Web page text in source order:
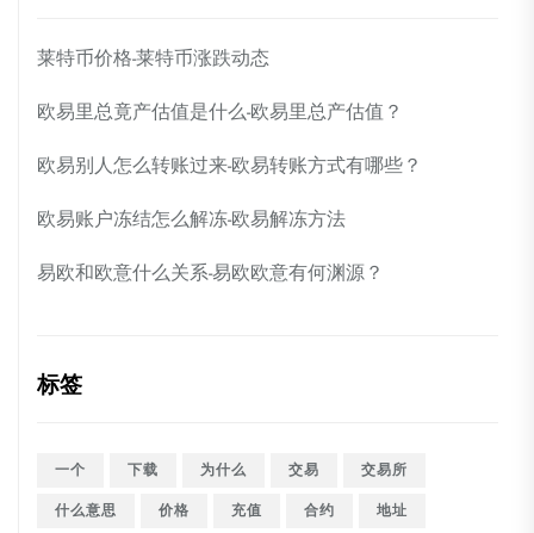
莱特币价格-莱特币涨跌动态
欧易里总竟产估值是什么-欧易里总产估值？
欧易别人怎么转账过来-欧易转账方式有哪些？
欧易账户冻结怎么解冻-欧易解冻方法
易欧和欧意什么关系-易欧欧意有何渊源？
标签
一个 下载 为什么 交易
交易所
什么意思
价格 充值 合约
地址